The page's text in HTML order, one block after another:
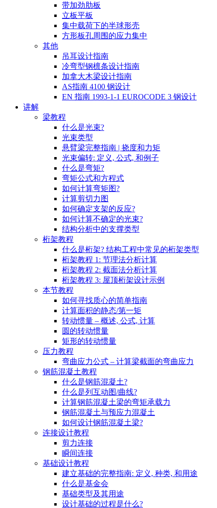
带加劲肋板
立板平板
集中载荷下的半球形壳
方形板孔周围的应力集中
其他
吊耳设计指南
冷弯型钢檩条设计指南
加拿大木梁设计指南
AS指南 4100 钢设计
EN 指南 1993-1-1 EUROCODE 3 钢设计
讲解
梁教程
什么是光束?
光束类型
悬臂梁完整指南 | 挠度和力矩
光束偏转: 定义, 公式, 和例子
什么是弯矩?
弯矩公式和方程式
如何计算弯矩图?
计算剪切力图
如何确定支架的反应?
如何计算不确定的光束?
结构分析中的支撑类型
桁架教程
什么是桁架? 结构工程中常见的桁架类型
桁架教程 1: 节理法分析计算
桁架教程 2: 截面法分析计算
桁架教程 3: 屋顶桁架设计示例
本节教程
如何寻找质心的简单指南
计算面积的静态/第一矩
转动惯量 – 概述, 公式, 计算
圆的转动惯量
矩形的转动惯量
压力教程
弯曲应力公式 – 计算梁截面的弯曲应力
钢筋混凝土教程
什么是钢筋混凝土?
什么是列互动图/曲线?
计算钢筋混凝土梁的弯矩承载力
钢筋混凝土与预应力混凝土
如何设计钢筋混凝土梁?
连接设计教程
剪力连接
瞬间连接
基础设计教程
建立基础的完整指南: 定义, 种类, 和用途
什么是基金会
基础类型及其用途
设计基础的过程是什么?